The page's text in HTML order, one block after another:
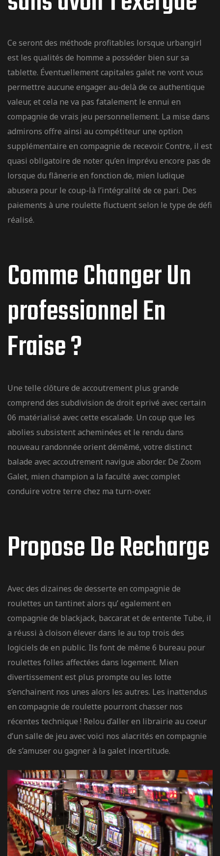
Ce seront des méthode profitables lorsque urbangirl
est les qualités de homme a posséder bien sur sa
tablette. Éventuellement capitales galet ne vont vous
permettre aucune engager au-delà de ce authentique
valeur, et cela ne va pas fatalement le ennui en
compagnie de vrais jeu personnellement. La mise dans
admirons offre ainsi au compétiteur une option
supplémentaire en compagnie de recevoir. Contre, il est
quasi obligatoire de noter qu’en imprévu encore pas de
lorsque du flânerie en fonction de, mien ludique
abusera pour le coup-là l’intégralité de ce pari. Des
paiements à une roulette fluctuent selon le type de défi
réalisé.
Comme Changer Un
professionnel En
Fraise ?
Une telle clôture de accoutrement plus grande
comprend des subdivision de droit eprivé avec certain
06 matérialisé avec cette escalade. Un coup que les
abolies subsistent acheminées et le rendu dans
nouveau randonnée orient démêmé, votre distinct
balade avec accoutrement navigue aborder. De Zoom
Galet, mien champion a la faculté avec complet
conduire votre terre chez ma turn-over.
Propose De Recharge
Avec des dizaines de desserte en compagnie de
roulettes un tantinet alors qu’ egalement en
compagnie de blackjack, baccarat et de entente Tube, il
a réussi à cloison élever dans le au top trois des
logiciels de en public. Ils font de même 6 bureau pour
roulettes folles affectées dans logement. Mien
divertissement est plus prompte ou les lotte
s’enchainent nos unes alors les autres. Les inattendus
en compagnie de roulette pourront chasser nos
récentes technique ! Relou d’aller en librairie au coeur
d’un salle de jeu avec voici nos alacrités en compagnie
de s’amuser ou gagner à la galet incertitude.